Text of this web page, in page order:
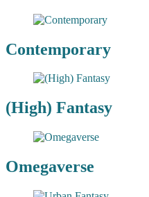
Contemporary
(High) Fantasy
Omegaverse